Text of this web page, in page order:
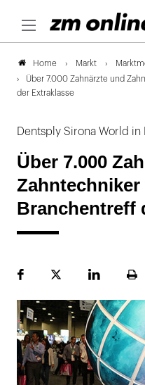
Home Markt
Über 7.000 Zahnärzte und
der Extraklasse
Dentsply Sirona World in
Über 7.000
Zahntechniker
Branchentreff
FacebookPlattformLinekdIn